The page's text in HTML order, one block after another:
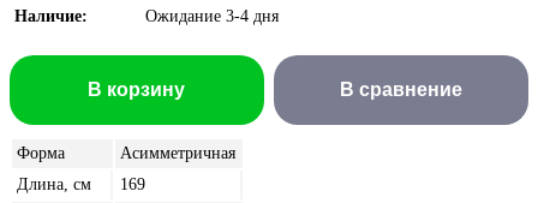
Наличие:
Ожидание 3-4 дня
В сравнение
В корзину
Форма
Асимметричная
Длина, см
169